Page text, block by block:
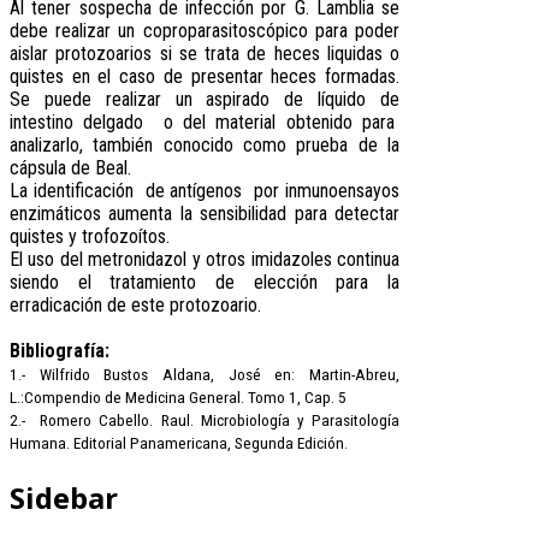
Al tener sospecha de infección por G. Lamblia se
debe realizar un coproparasitoscópico para poder
aislar protozoarios si se trata de heces liquidas o
quistes en el caso de presentar heces formadas.
Se puede realizar un aspirado de líquido de
intestino delgado o del material obtenido para
analizarlo, también conocido como prueba de la
cápsula de Beal.
La identificación de antígenos por inmunoensayos
enzimáticos aumenta la sensibilidad para detectar
quistes y trofozoítos.
El uso del metronidazol y otros imidazoles continua
siendo el tratamiento de elección para la
erradicación de este protozoario.
Bibliografía:
1.- Wilfrido Bustos Aldana, José en: Martin-Abreu,
L.:Compendio de Medicina General. Tomo 1, Cap. 5
2.- Romero Cabello. Raul. Microbiología y Parasitología
Humana. Editorial Panamericana, Segunda Edición.
Sidebar